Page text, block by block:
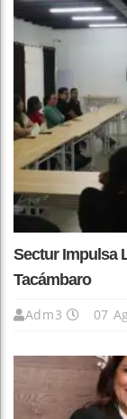
Sectur Impulsa
Tacámbaro
Adm3 07